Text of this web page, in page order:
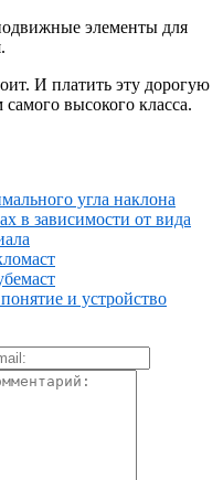
элементы для
И платить эту дорогую
высокого класса.
угла наклона
в зависимости от вида
и устройство